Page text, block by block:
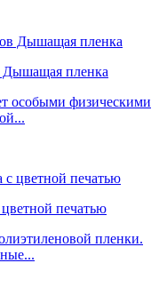
Дышащая пленка
особыми физическими
печатью
пленки.